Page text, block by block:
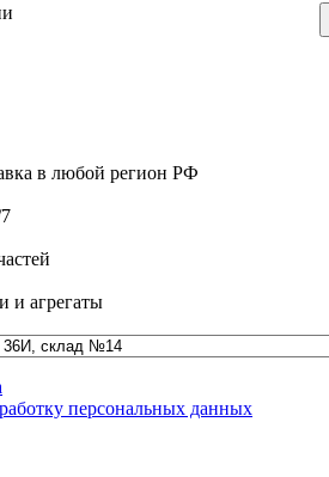
в любой регион РФ
и агрегаты
персональных данных